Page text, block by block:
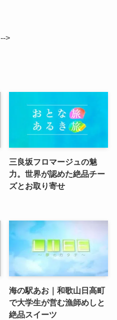
-->
三良坂フロマージュの魅
力。世界が認めた絶品チー
ズとお取り寄せ
海の駅あお｜和歌山日高町
で大学生が営む漁師めしと
絶品スイーツ